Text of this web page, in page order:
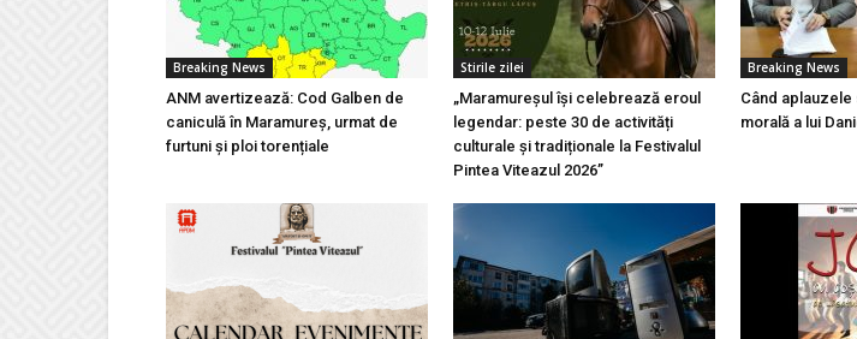
Breaking News
ANM avertizează: Cod Galben de
caniculă în Maramureș, urmat de
furtuni și ploi torențiale
Stirile zilei
„Maramureșul își celebrează eroul
legendar: peste 30 de activități
culturale și tradiționale la Festivalul
Pintea Viteazul 2026”
Breaking News
Când
morală a lui